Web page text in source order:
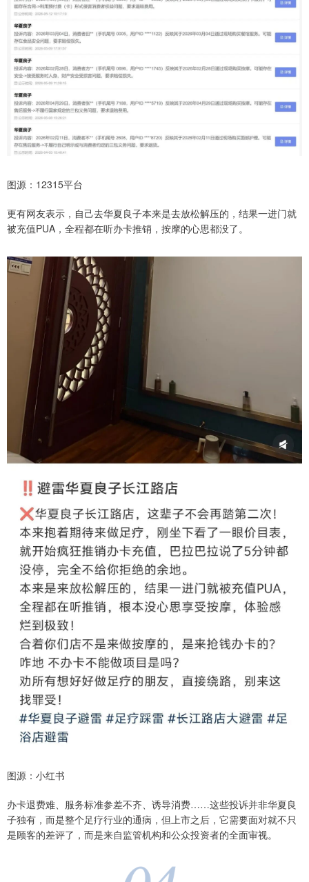
图源：12315平台
更有网友表示，自己去华夏良子本来是去放松解压的，结果一进门就
被充值PUA，全程都在听办卡推销，按摩的心思都没了。
图源：小红书
办卡退费难、服务标准参差不齐、诱导消费……这些投诉并非华夏良
子独有，而是整个足疗行业的通病，但上市之后，它需要面对就不只
是顾客的差评了，而是来自监管机构和公众投资者的全面审视。